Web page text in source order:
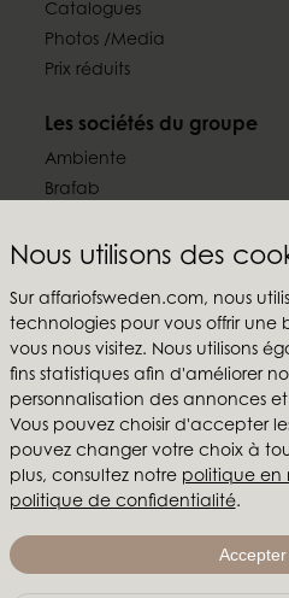
Nous utilisons des
Sur affariofsweden.com, nous
technologies pour vous offrir une
vous nous visitez. Nous utilisons
fins statistiques afin d'améliorer
personnalisation des annonces
Vous pouvez choisir d'accepter
pouvez changer votre choix à
plus, consultez notre politique en
politique de confidentialité.
Catalogues
Photos /Media
Prix réduits
Les sociétés du groupe
Ambiente
Brafab
Furninova
Suivez-nous
Affari of Sweden
Qui sommes-nous?
Inspiration